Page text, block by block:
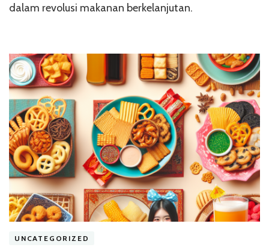
dalam revolusi makanan berkelanjutan.
UNCATEGORIZED